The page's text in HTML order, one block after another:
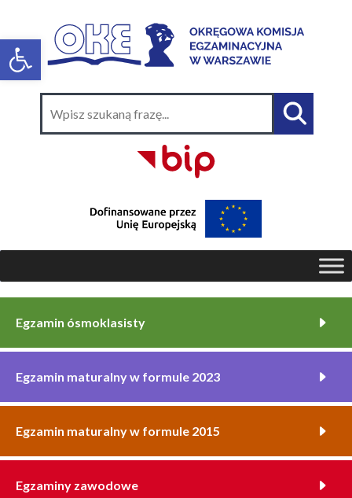
Egzamin ósmoklasisty
Egzamin maturalny w formule 2023
Egzamin maturalny w formule 2015
Egzaminy zawodowe